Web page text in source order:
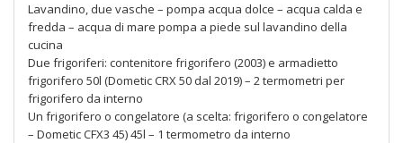
Lavandino, due vasche – pompa acqua dolce – acqua calda e
fredda – acqua di mare pompa a piede sul lavandino della
cucina
Due frigoriferi: contenitore frigorifero (2003) e armadietto
frigorifero 50l (Dometic CRX 50 dal 2019) – 2 termometri per
frigorifero da interno
Un frigorifero o congelatore (a scelta: frigorifero o congelatore
– Dometic CFX3 45) 45l – 1 termometro da interno